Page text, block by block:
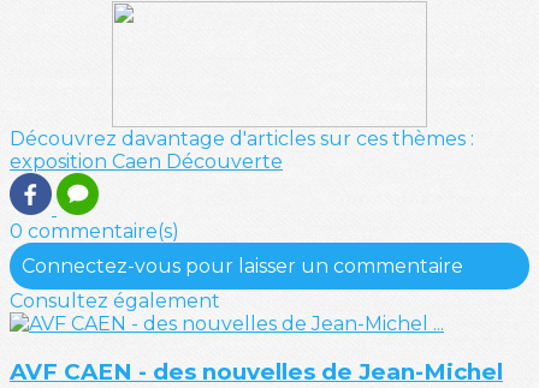
Découvrez davantage d'articles sur ces thèmes :
exposition Caen Découverte
0 commentaire(s)
Connectez-vous pour laisser un commentaire
Consultez également
AVF CAEN - des nouvelles de Jean-Michel